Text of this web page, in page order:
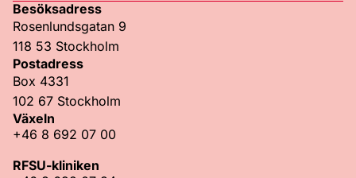
Besöksadress
Rosenlundsgatan 9
118 53 Stockholm
Postadress
Box 4331
102 67 Stockholm
Växeln
+46 8 692 07 00
RFSU-kliniken